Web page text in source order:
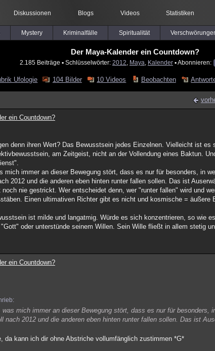
Diskussionen Blogs Videos Statistiken
Mystery Kriminalfälle Spiritualität
Der Maya-Kalender ein Countdown?
2.185 Beiträge ▪ Schlüsselwörter: 2012 Maya Kalender ▪ Abonnieren:
Ufologie 104 Bilder 10 Videos Beobachten
ein Countdown?
denn ihren Wert? Das Bewusstsein jedes Einzelnen. Vielleicht ist
am Zeitgeist, nicht an der Vollendung eines Baktun.
mich immer an dieser Bewegung stört, dass es nur für besonders, in
2012 und die anderen eben hinten runter fallen sollen. Das ist
noch nie gestrickt. Wer entscheidet denn, wer "runter fallen" wird und
Einen ultimativen Richter gibt es nicht und kosmische =
ist milde und langatmig. Würde es sich konzentrieren, so wie
oder unterstünde seinem Willen. Sein Wille fließt in allem stetig
ein Countdown?
mich immer an dieser Bewegung stört, dass es nur für besonders,
nach 2012 und die anderen eben hinten runter fallen sollen. Das ist
da kann ich dir ohne Abstriche vollumfänglich zustimmen *G*